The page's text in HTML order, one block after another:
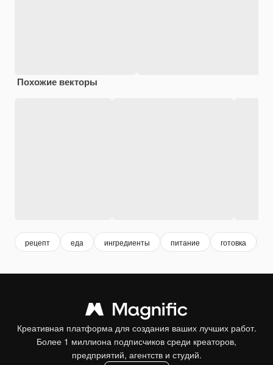
Похожие векторы
рецепт еда ингредиенты питание готовка
Креативная платформа для создания ваших лучших работ.
Более 1 миллиона подписчиков среди креаторов,
предприятий, агентств и студий.